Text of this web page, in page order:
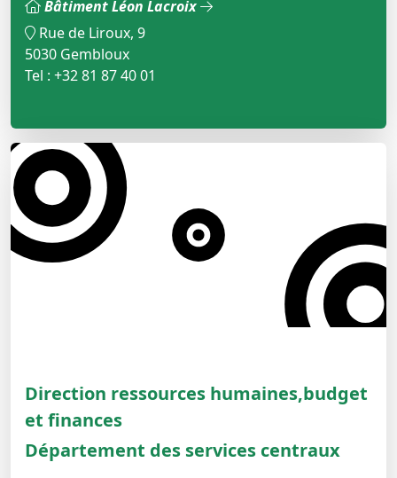
Bâtiment Léon Lacroix
Rue de Liroux, 9
5030 Gembloux
Tel : +32 81 87 40 01
Direction ressources humaines,budget
et finances
Département des services centraux